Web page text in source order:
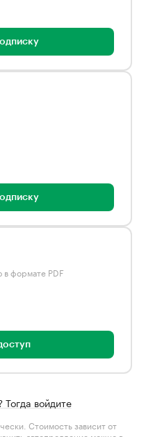
в формате PDF
войдите
Стоимость зависит от